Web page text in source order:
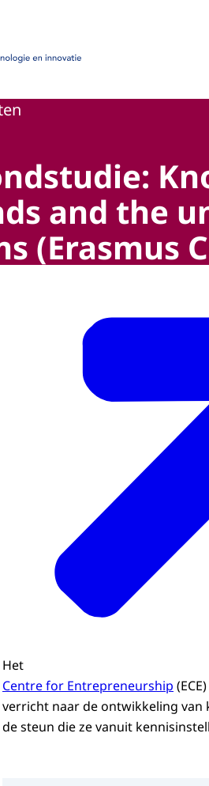
voor wetenschap,
and the
(Erasmus
Het
Centre for Entrepreneurship
verricht naar de ontwikkeling van
de steun die ze vanuit